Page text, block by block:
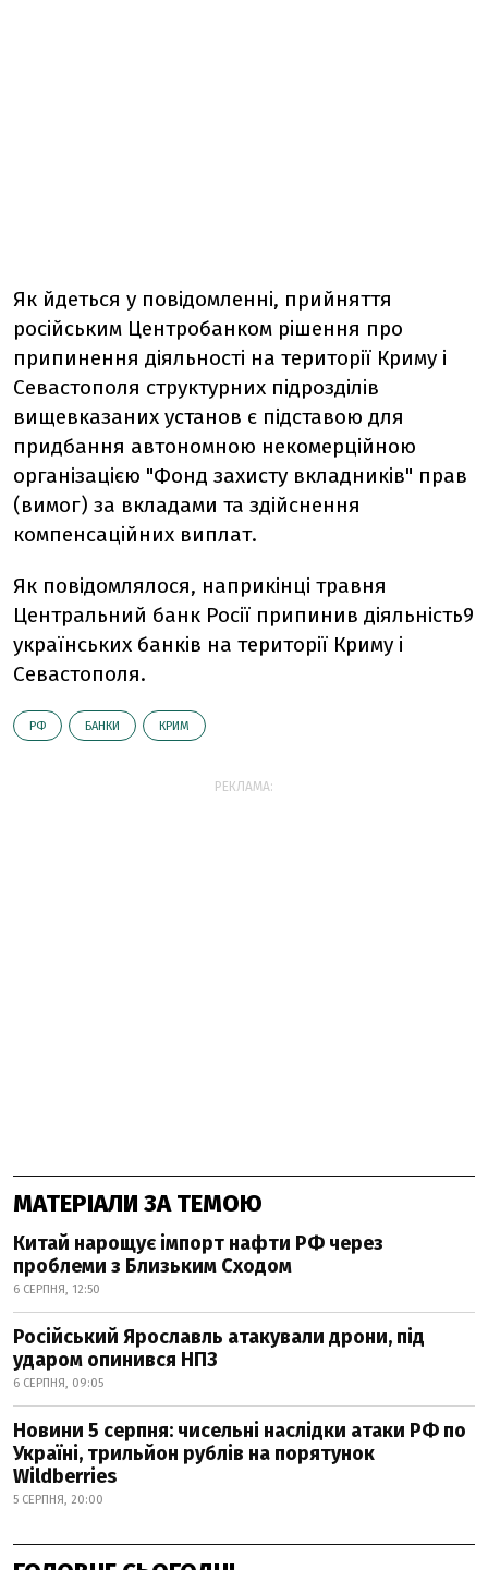
Як йдеться у повідомленні, прийняття
російським Центробанком рішення про
припинення діяльності на території Криму і
Севастополя структурних підрозділів
вищевказаних установ є підставою для
придбання автономною некомерційною
організацією "Фонд захисту вкладників" прав
(вимог) за вкладами та здійснення
компенсаційних виплат.
Як повідомлялося, наприкінці травня
Центральний банк Росії припинив діяльність9
українських банків на території Криму і
Севастополя.
РФ БАНКИ КРИМ
РЕКЛАМА:
МАТЕРІАЛИ ЗА ТЕМОЮ
Китай нарощує імпорт нафти РФ через
проблеми з Близьким Сходом
6 СЕРПНЯ, 12:50
Російський Ярославль атакували дрони, під
ударом опинився НПЗ
6 СЕРПНЯ, 09:05
Новини 5 серпня: чисельні наслідки атаки РФ по
Україні, трильйон рублів на порятунок
Wildberries
5 СЕРПНЯ, 20:00